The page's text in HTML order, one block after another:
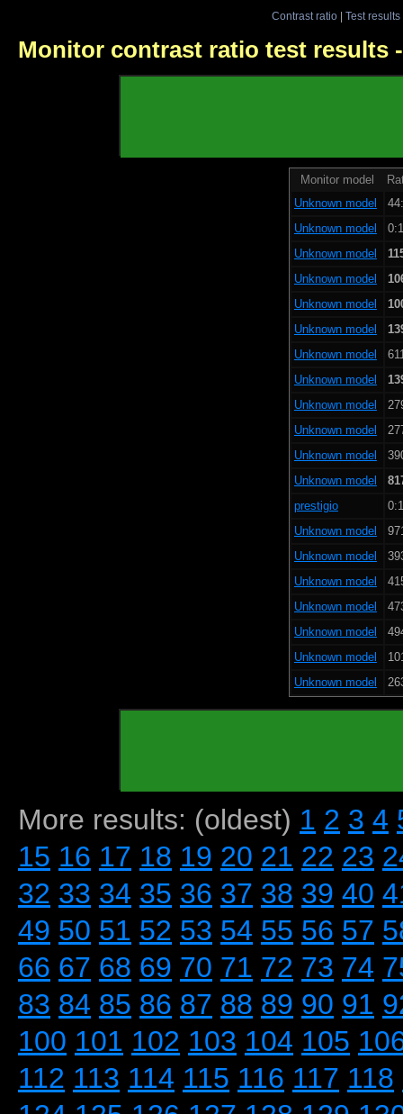
Contrast ratio| Test results
Monitor contrast ratio test results
Monitor model
Unknown model
Unknown model
Unknown model
Unknown model
Unknown model
Unknown model
Unknown model
Unknown model
Unknown model
Unknown model
Unknown model
Unknown model
prestigio
Unknown model
Unknown model
Unknown model
Unknown model
Unknown model
Unknown model
Unknown model
More results: (oldest) 1 2 3 4
15 16 17 18 19 20 21 22 23
32 33 34 35 36 37 38 39 40
49 50 51 52 53 54 55 56 57
66 67 68 69 70 71 72 73 74
83 84 85 86 87 88 89 90 91
100 101 102 103 104 105
112 113 114 115 116 117 118